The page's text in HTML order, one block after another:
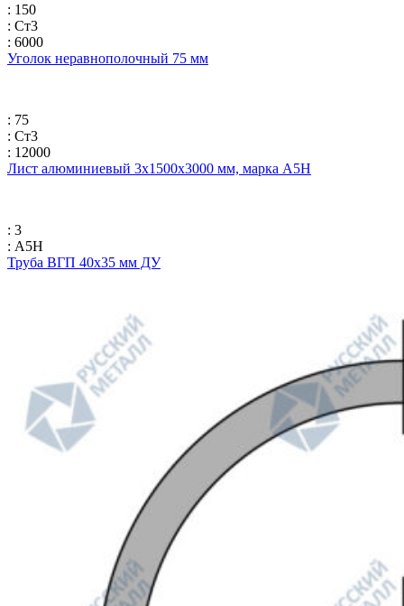
: 150
: Ст3
: 6000
Уголок неравнополочный 75 мм
: 75
: Ст3
: 12000
Лист алюминиевый 3х1500х3000 мм, марка А5Н
: 3
: А5Н
Труба ВГП 40х35 мм ДУ